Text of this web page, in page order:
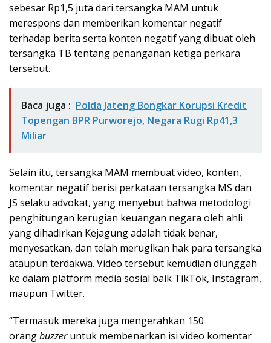
sebesar Rp1,5 juta dari tersangka MAM untuk
merespons dan memberikan komentar negatif
terhadap berita serta konten negatif yang dibuat oleh
tersangka TB tentang penanganan ketiga perkara
tersebut.
Baca juga : Polda Jateng Bongkar Korupsi Kredit
Topengan BPR Purworejo, Negara Rugi Rp41,3
Miliar
Selain itu, tersangka MAM membuat video, konten,
komentar negatif berisi perkataan tersangka MS dan
JS selaku advokat, yang menyebut bahwa metodologi
penghitungan kerugian keuangan negara oleh ahli
yang dihadirkan Kejagung adalah tidak benar,
menyesatkan, dan telah merugikan hak para tersangka
ataupun terdakwa. Video tersebut kemudian diunggah
ke dalam platform media sosial baik TikTok, Instagram,
maupun Twitter.
“Termasuk mereka juga mengerahkan 150
orangbuzzeruntuk membenarkan isi video komentar